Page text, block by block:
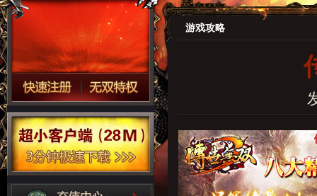
游戏攻略